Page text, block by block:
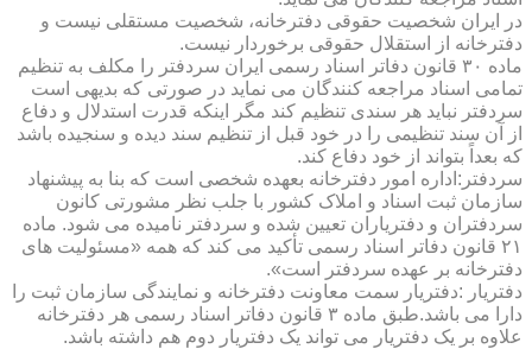
در ایران شخصیت حقوقی دفترخانه، شخصیت مستقلی نیست و
دفترخانه از استقلال حقوقی برخوردار نیست.
ماده ۳۰ قانون دفاتر اسناد رسمی ایران سردفتر را مکلف به تنظیم
تمامی اسناد مراجعه کنندگان می نماید در صورتی که بدیهی است
سردفتر نباید هر سندی تنظیم کند مگر اینکه قدرت استدلال و دفاع
از آن سند تنظیمی را در خود قبل از تنظیم سند دیده و سنجیده باشد
که بعداً بتواند از خود دفاع کند.
سردفتر:اداره امور دفترخانه بعهده شخصی است که بنا به پیشنهاد
سازمان ثبت اسناد و املاک کشور با جلب نظر مشورتی کانون
سردفتران و دفتریاران تعیین شده و سردفتر نامیده می شود. ماده
۲۱ قانون دفاتر اسناد رسمی تأکید می کند که همه «مسئولیت های
دفترخانه بر عهده سردفتر است».
دفتریار :دفتریار سمت معاونت دفترخانه و نمایندگی سازمان ثبت را
دارا می باشد.طبق ماده ۳ قانون دفاتر اسناد رسمی هر دفترخانه
علاوه بر یک دفتریار می تواند یک دفتریار دوم هم داشته باشد.